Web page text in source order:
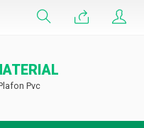
Pvc